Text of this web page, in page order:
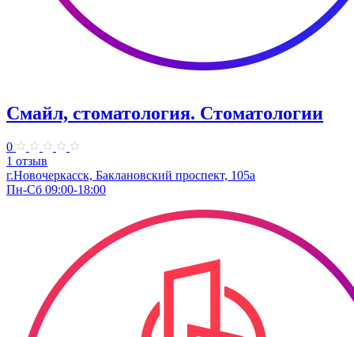
Смайл, стоматология. Стоматологии
0
1 отзыв
г.Новочеркасск, Баклановский проспект, 105а
Пн-Сб 09:00-18:00